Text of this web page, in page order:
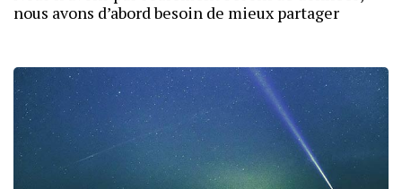
nous avons d’abord besoin de mieux partager